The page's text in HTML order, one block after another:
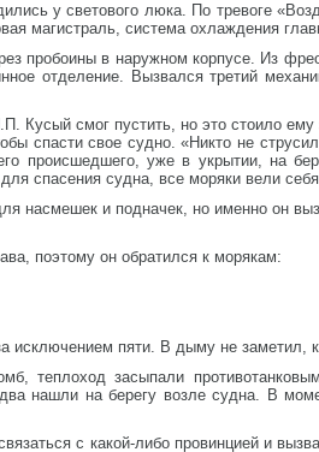
у светового люка. По тревоге
магистраль, система охлаждения
пробоины в наружном корпусе. Из
отделение. Вызвался третий
Кусый смог пустить, но это стоило
спасти свое судно. «Никто не
происшедшего, уже в укрытии, на
спасения судна, все моряки вели
насмешек и подначек, но именно он
поэтому он обратился к морякам:
исключением пяти. В дыму не заметил,
теплоход засыпали
нашли на берегу возле судна. В
с какой-либо провинцией и